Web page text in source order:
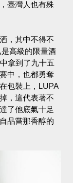
臺灣人也有殊
，其中不得不
高級的限量酒
拿到了九十五
中，也都勇奪
包裝上，LUPA
，這代表著不
了他底氣十足
品嘗那香醇的